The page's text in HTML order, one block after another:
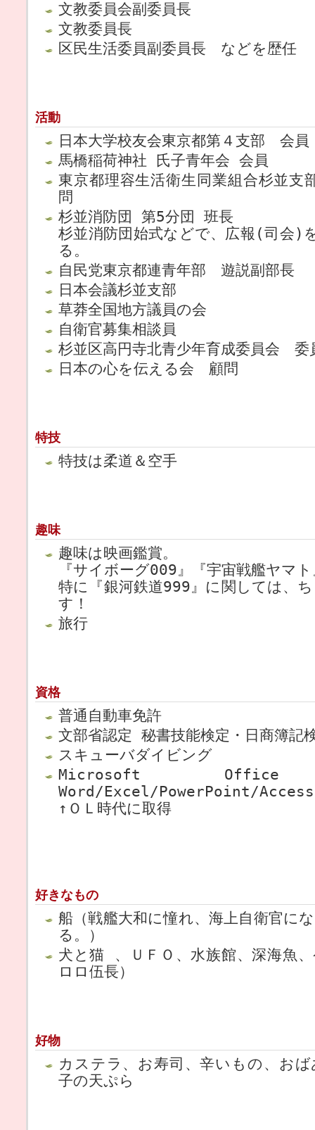
文教委員会副委員長
文教委員長
区民生活委員副委員長 などを歴任
活動
日本大学校友会東京都第４支部 会員
馬橋稲荷神社 氏子青年会 会員
東京都理容生活衛生同業組合杉並
問
杉並消防団 第5分団 班長
杉並消防団始式などで、広報(司会)
る。
自民党東京都連青年部 遊説副部長
日本会議杉並支部
草莽全国地方議員の会
自衛官募集相談員
杉並区高円寺北青少年育成委員会 委
日本の心を伝える会 顧問
特技
特技は柔道＆空手
趣味
趣味は映画鑑賞。
『サイボーグ009』『宇宙戦艦ヤマ
特に『銀河鉄道999』に関しては、
す！
旅行
資格
普通自動車免許
文部省認定 秘書技能検定・日商簿記
スキューバダイビング
Microsoft Office
Word/Excel/PowerPoint/Access
↑ＯＬ時代に取得
好きなもの
船（戦艦大和に憧れ、海上自衛官に
る。）
犬と猫 、ＵＦＯ、水族館、深海魚
ロロ伍長）
好物
カステラ、お寿司、辛いもの、お
子の天ぷら